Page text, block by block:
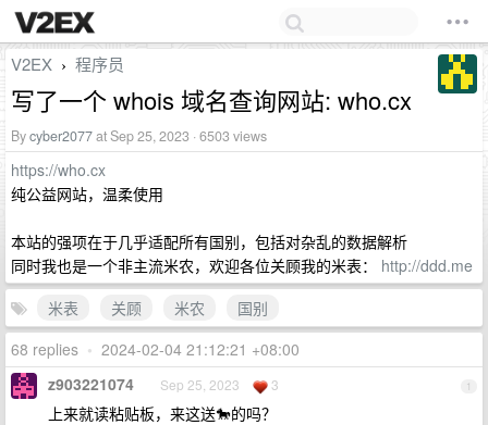
V2EX › 程序员
写了一个 whois 域名查询网站: who.cx
Bycyber2077at Sep 25, 2023 · 6503 views
https://who.cx
纯公益网站，温柔使用
本站的强项在于几乎适配所有国别，包括对杂乱的数据解析
同时我也是一个非主流米农，欢迎各位关顾我的米表： http://ddd.me
米表
关顾 米农
国别
68 replies • 2024-02-04 21:12:21 +08:00
1
z903221074 Sep 25, 2023 3
上来就读粘贴板，来这送🐎的吗？